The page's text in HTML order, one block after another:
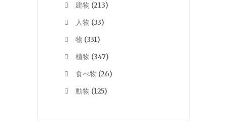
建物 (213)
人物 (33)
物 (331)
植物 (347)
食べ物 (26)
動物 (125)